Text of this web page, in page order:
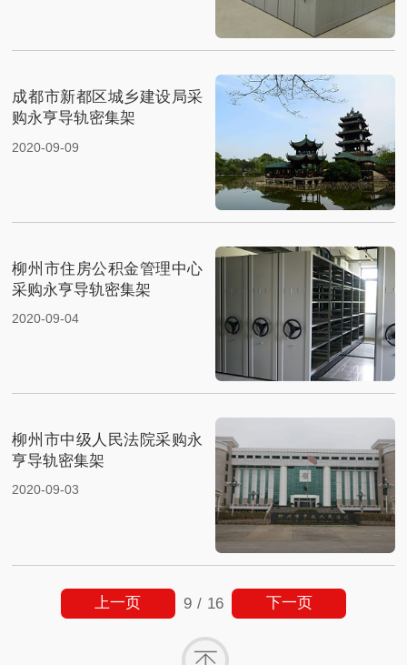
成都市新都区城乡建设局采
购永亨导轨密集架
2020-09-09
柳州市住房公积金管理中心
采购永亨导轨密集架
2020-09-04
柳州市中级人民法院采购永
亨导轨密集架
2020-09-03
9 / 16
上一页 下一页